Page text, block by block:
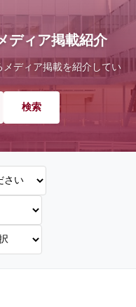
ディア掲載紹介
ディア掲載を紹介してい